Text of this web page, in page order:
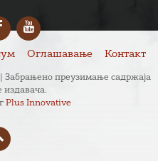
FacebookYouTube
Оглашавање Контакт
Забрањено преузимање садржаја
издавача.
Plus Innovative